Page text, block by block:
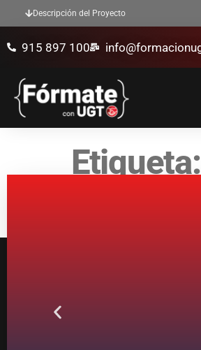
Descripción del Proyecto
915 897 100
Etiqueta: